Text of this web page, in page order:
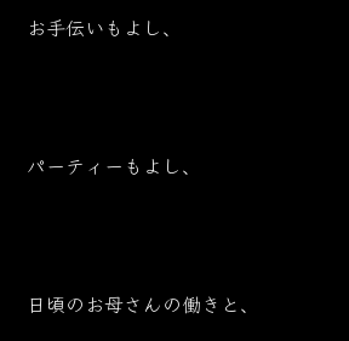
お手伝いもよし、
パーティーもよし、
日頃のお母さんの働きと、